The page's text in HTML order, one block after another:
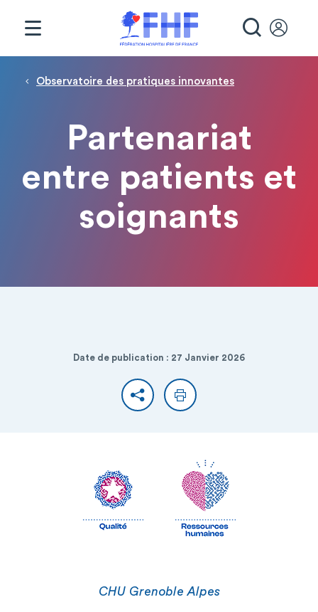
Fil d'Ariane
Observatoire des pratiques innovantes
Partenariat
entre patients et
soignants
Date de publication : 27 Janvier 2026
PartagerImprimer
CHU Grenoble Alpes
Panneau de gestion des cookies